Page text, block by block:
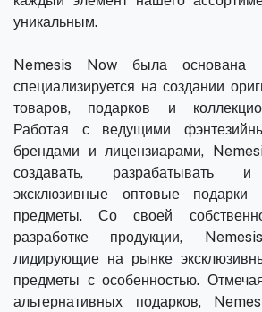
уникальным.
Nemesis Now была
специализируется на создании
товаров, подарков и
Работая с ведущими
брендами и лицензиарами,
создавать, разрабатывать и
эксклюзивные оптовые подарки
предметы. Со своей
разработке продукции,
лидирующие на рынке
предметы с особенностью.
альтернативных подарков,